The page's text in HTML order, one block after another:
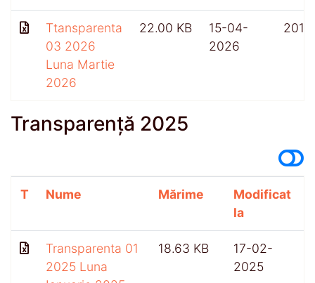
Ttansparenta
03 2026
Luna Martie
2026
22.00 KB
15-04-
2026
201
Transparență 2025
T Nume Mărime
Modificat
la
Transparenta 01
2025 Luna
18.63 KB
17-02-
2025